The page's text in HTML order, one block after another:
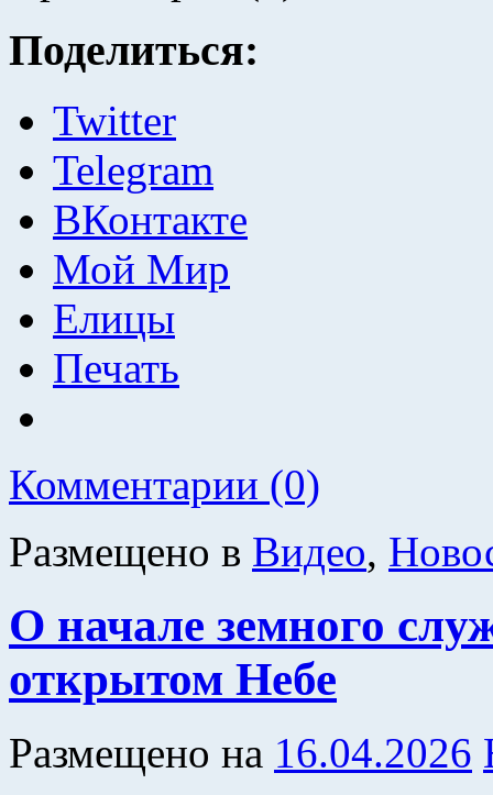
Поделиться:
Twitter
Telegram
ВКонтакте
Мой Мир
Елицы
Печать
Комментарии (0)
Размещено в Видео,
О начале земного
открытом Небе
Размещено на 16.04.2026